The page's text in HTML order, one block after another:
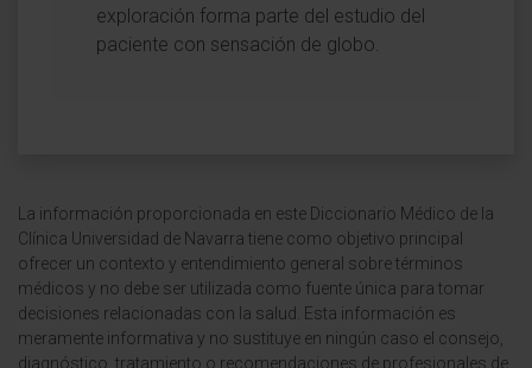
exploración forma parte del estudio del
paciente con sensación de globo.
La información proporcionada en este Diccionario Médico de la
Clínica Universidad de Navarra tiene como objetivo principal
ofrecer un contexto y entendimiento general sobre términos
médicos y no debe ser utilizada como fuente única para tomar
decisiones relacionadas con la salud. Esta información es
meramente informativa y no sustituye en ningún caso el consejo,
diagnóstico, tratamiento o recomendaciones de profesionales de